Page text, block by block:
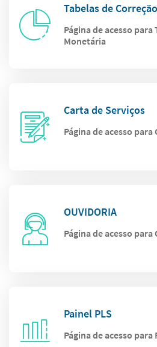
Tabelas de
Página de acesso para
Monetária
Carta de Serviços
Página de acesso
OUVIDORIA
Página de acesso para
Painel PLS
Página de acesso para